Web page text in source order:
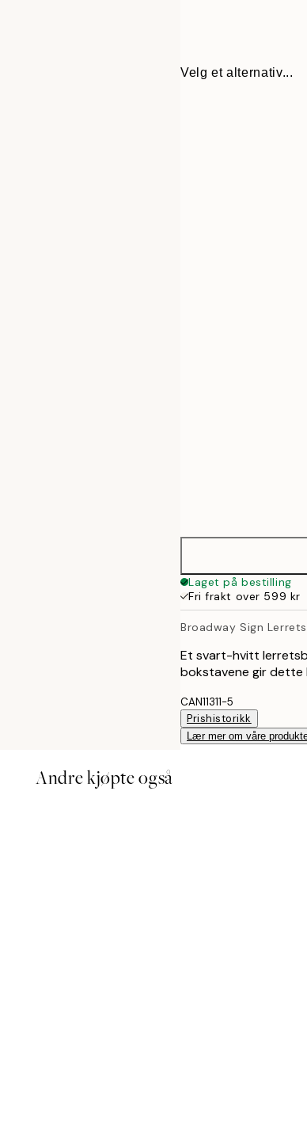
Velg et alternativ...
Laget på bestilling
Fri frakt over 599 kr
Broadway Sign
Et svart-hvitt
bokstavene gir dette
CAN11311-5
Prishistorikk
Lær mer om våre
Andre kjøpte også